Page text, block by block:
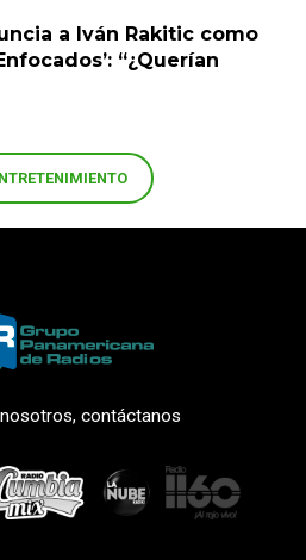
a Iván Rakitic como
“¿Querían
contáctanos